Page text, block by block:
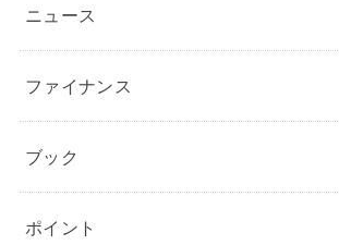
ニュース
ファイナンス
ブック
ポイント